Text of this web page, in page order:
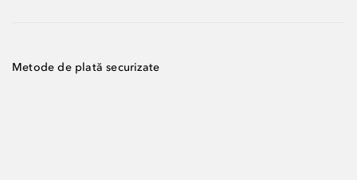
Metode de plată securizate